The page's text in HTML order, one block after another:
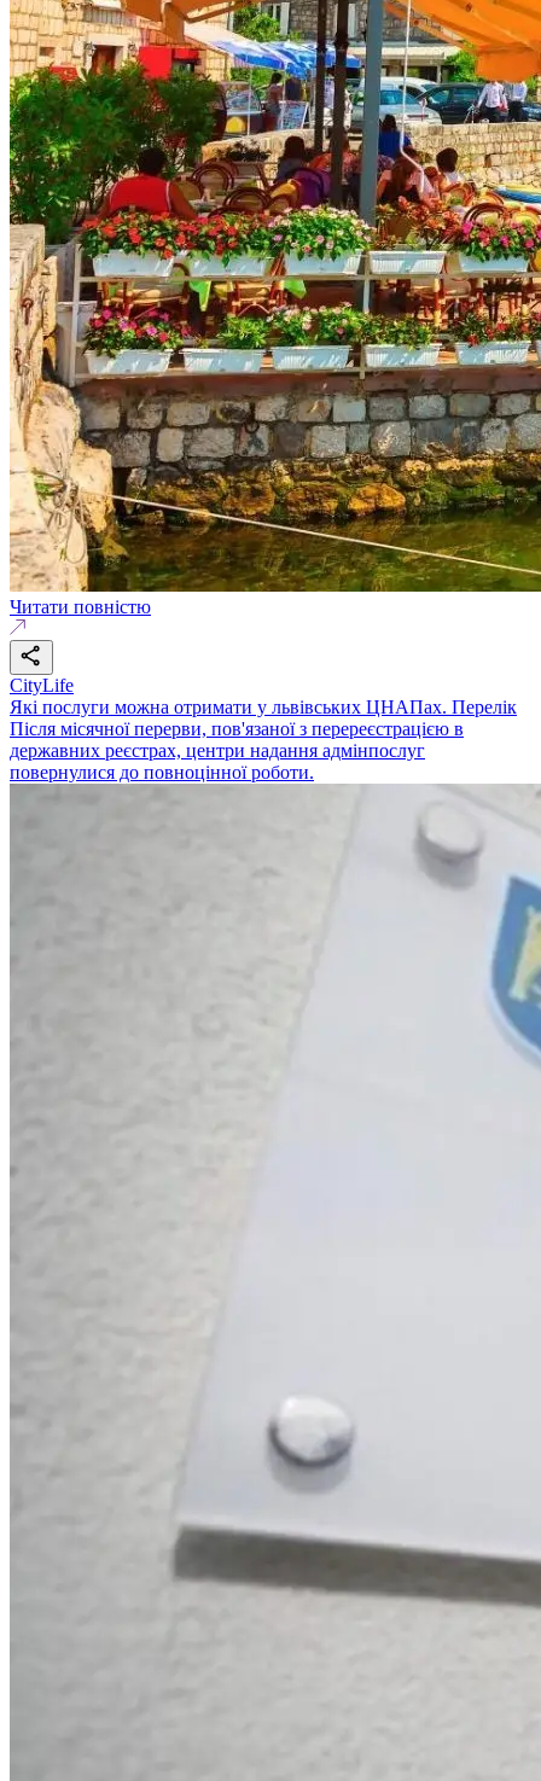
Читати повністю
CityLife
Які послуги можна отримати у львівських ЦНАПах. Перелік
Після місячної перерви, пов'язаної з перереєстрацією в
державних реєстрах, центри надання адмінпослуг
повернулися до повноцінної роботи.